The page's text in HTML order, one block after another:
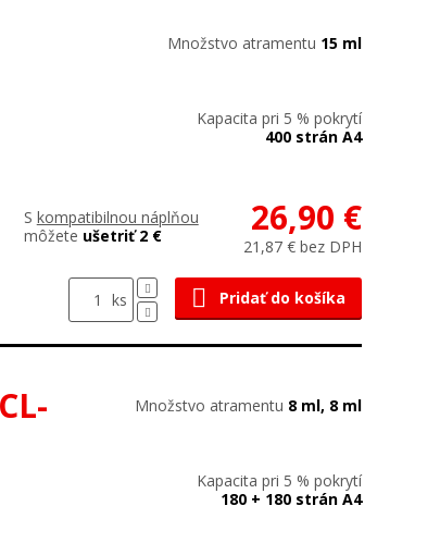
Množstvo atramentu 15 ml
Kapacita pri 5 % pokrytí
400 strán A4
S kompatibilnou náplňou
môžete ušetriť 2 € 26,90 €
21,87 € bez DPH
ks Pridať do košíka
Množstvo atramentu 8 ml, 8 ml
Kapacita pri 5 % pokrytí
180 + 180 strán A4